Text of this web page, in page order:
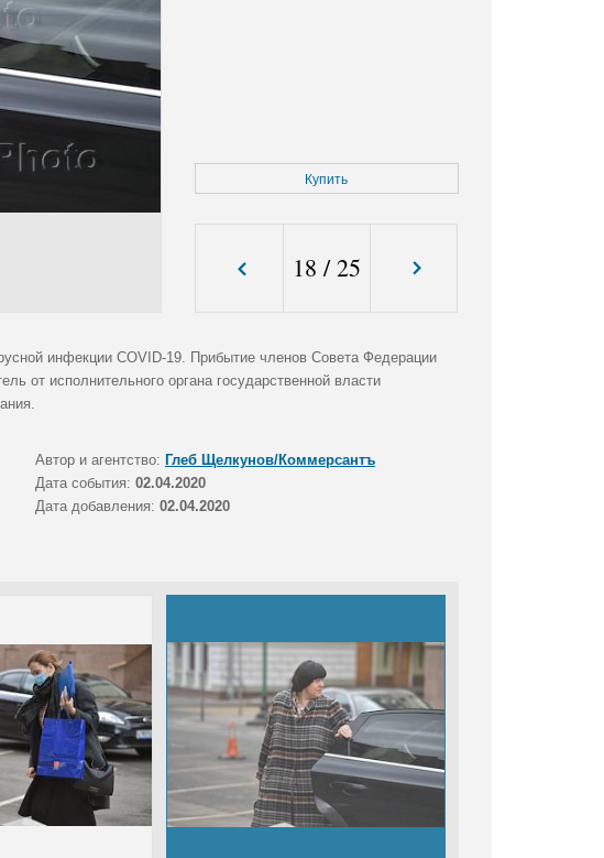
Купить
18 /25
инфекции COVID-19. Прибытие членов Совета Федерации
от исполнительного органа государственной власти
Автор и агентство: Глеб Щелкунов/Коммерсантъ
Дата события: 02.04.2020
Дата добавления: 02.04.2020